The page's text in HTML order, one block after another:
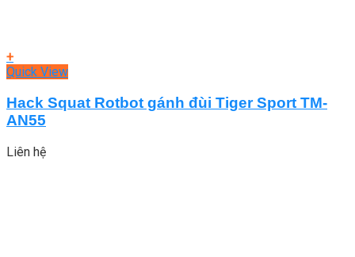
+
Quick View
Hack Squat Rotbot gánh đùi Tiger Sport TM-
AN55
Liên hệ